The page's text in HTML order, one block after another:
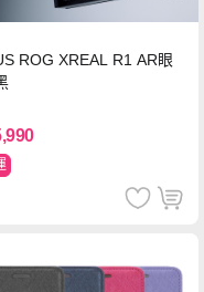
ROG XREAL R1 AR眼